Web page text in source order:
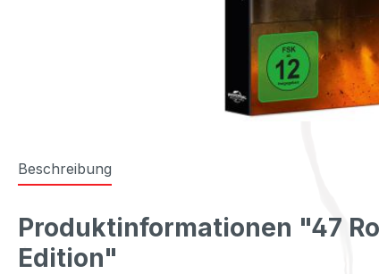
Beschreibung
Produktinformationen "47
Edition"